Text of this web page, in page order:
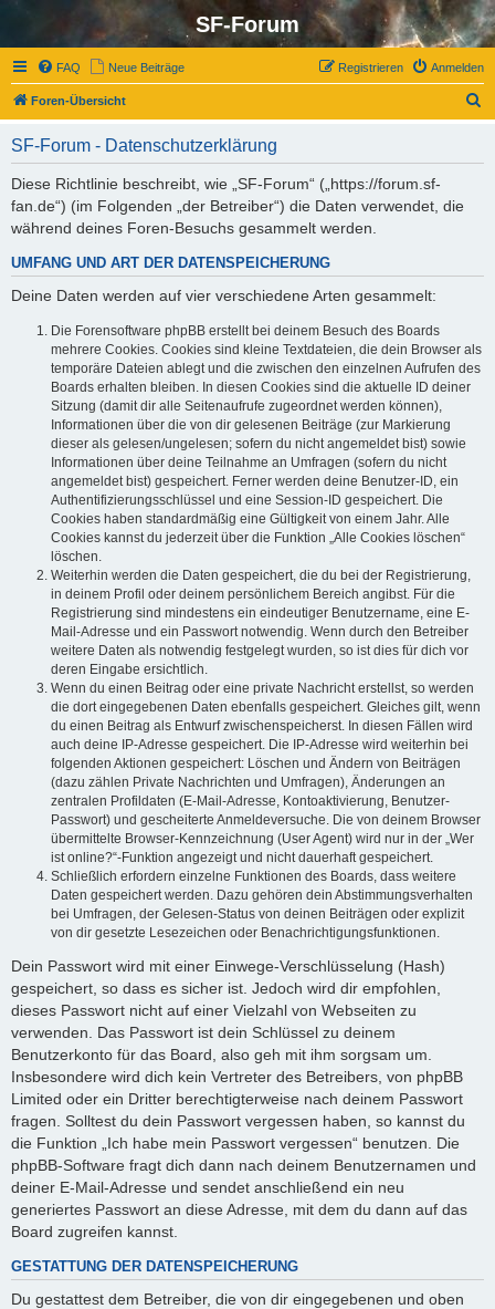
SF-Forum
FAQ Neue Beiträge Anmelden
Registrieren
Foren-Übersicht
SF-Forum - Datenschutzerklärung
Diese Richtlinie beschreibt, wie „SF-Forum“ („https://forum.sf-
fan.de“) (im Folgenden „der Betreiber“) die Daten verwendet, die
während deines Foren-Besuchs gesammelt werden.
UMFANG UND ART DER DATENSPEICHERUNG
Deine Daten werden auf vier verschiedene Arten gesammelt:
Die Forensoftware phpBB erstellt bei deinem Besuch des Boards
mehrere Cookies. Cookies sind kleine Textdateien, die dein Browser als
temporäre Dateien ablegt und die zwischen den einzelnen Aufrufen des
Boards erhalten bleiben. In diesen Cookies sind die aktuelle ID deiner
Sitzung (damit dir alle Seitenaufrufe zugeordnet werden können),
Informationen über die von dir gelesenen Beiträge (zur Markierung
dieser als gelesen/ungelesen; sofern du nicht angemeldet bist) sowie
Informationen über deine Teilnahme an Umfragen (sofern du nicht
angemeldet bist) gespeichert. Ferner werden deine Benutzer-ID, ein
Authentifizierungsschlüssel und eine Session-ID gespeichert. Die
Cookies haben standardmäßig eine Gültigkeit von einem Jahr. Alle
Cookies kannst du jederzeit über die Funktion „Alle Cookies löschen“
löschen.
Weiterhin werden die Daten gespeichert, die du bei der Registrierung,
in deinem Profil oder deinem persönlichem Bereich angibst. Für die
Registrierung sind mindestens ein eindeutiger Benutzername, eine E-
Mail-Adresse und ein Passwort notwendig. Wenn durch den Betreiber
weitere Daten als notwendig festgelegt wurden, so ist dies für dich vor
deren Eingabe ersichtlich.
Wenn du einen Beitrag oder eine private Nachricht erstellst, so werden
die dort eingegebenen Daten ebenfalls gespeichert. Gleiches gilt, wenn
du einen Beitrag als Entwurf zwischenspeicherst. In diesen Fällen wird
auch deine IP-Adresse gespeichert. Die IP-Adresse wird weiterhin bei
folgenden Aktionen gespeichert: Löschen und Ändern von Beiträgen
(dazu zählen Private Nachrichten und Umfragen), Änderungen an
zentralen Profildaten (E-Mail-Adresse, Kontoaktivierung, Benutzer-
Passwort) und gescheiterte Anmeldeversuche. Die von deinem Browser
übermittelte Browser-Kennzeichnung (User Agent) wird nur in der „Wer
ist online?“-Funktion angezeigt und nicht dauerhaft gespeichert.
Schließlich erfordern einzelne Funktionen des Boards, dass weitere
Daten gespeichert werden. Dazu gehören dein Abstimmungsverhalten
bei Umfragen, der Gelesen-Status von deinen Beiträgen oder explizit
von dir gesetzte Lesezeichen oder Benachrichtigungsfunktionen.
Dein Passwort wird mit einer Einwege-Verschlüsselung (Hash)
gespeichert, so dass es sicher ist. Jedoch wird dir empfohlen,
dieses Passwort nicht auf einer Vielzahl von Webseiten zu
verwenden. Das Passwort ist dein Schlüssel zu deinem
Benutzerkonto für das Board, also geh mit ihm sorgsam um.
Insbesondere wird dich kein Vertreter des Betreibers, von phpBB
Limited oder ein Dritter berechtigterweise nach deinem Passwort
fragen. Solltest du dein Passwort vergessen haben, so kannst du
die Funktion „Ich habe mein Passwort vergessen“ benutzen. Die
phpBB-Software fragt dich dann nach deinem Benutzernamen und
deiner E-Mail-Adresse und sendet anschließend ein neu
generiertes Passwort an diese Adresse, mit dem du dann auf das
Board zugreifen kannst.
GESTATTUNG DER DATENSPEICHERUNG
Du gestattest dem Betreiber, die von dir eingegebenen und oben